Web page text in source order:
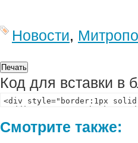
Новости,
Код для вставки в
Смотрите также: